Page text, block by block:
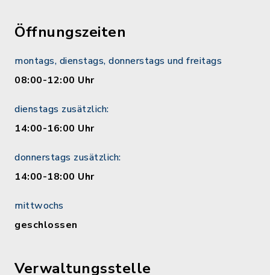
Öffnungszeiten
montags, dienstags, donnerstags und freitags
08:00-12:00 Uhr
dienstags zusätzlich:
14:00-16:00 Uhr
donnerstags zusätzlich:
14:00-18:00 Uhr
mittwochs
geschlossen
Verwaltungsstelle